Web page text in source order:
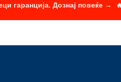
гаранција. Дознај повеќе →